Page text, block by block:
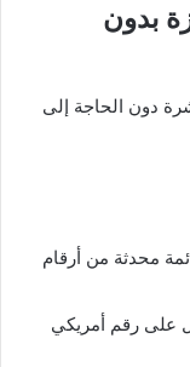
بدون
دون الحاجة إلى
محدثة من أرقام
على رقم أمريكي